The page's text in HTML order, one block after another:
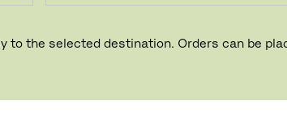
to the selected destination. Orders can be